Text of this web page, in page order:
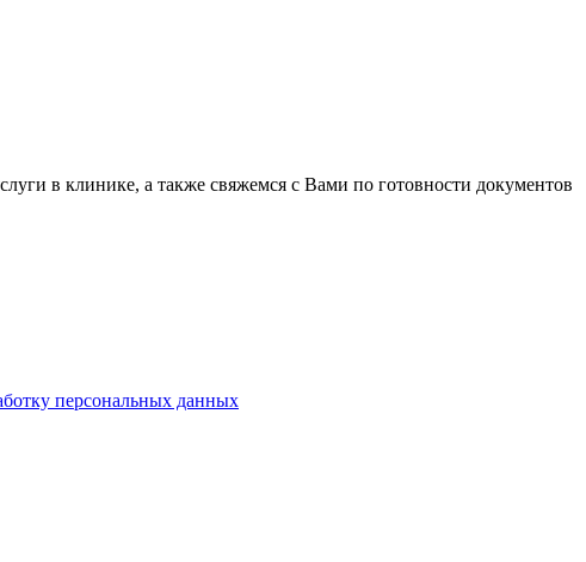
в клинике, а также свяжемся с Вами по готовности документов
персональных данных